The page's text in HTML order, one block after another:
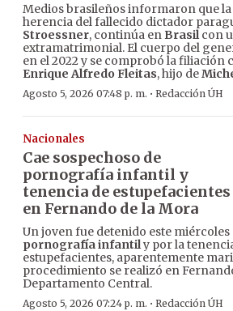
Medios brasileños informaron que
herencia del fallecido dictador
Stroessner, continúa en Brasilcon
extramatrimonial. El cuerpo del
en el 2022 y se comprobó la filiación
Enrique Alfredo Fleitas, hijo de
Agosto 5, 2026 07:48 p. m. · Redacción ÚH
Nacionales
Cae sospechoso de
pornografía infantil y
tenencia de estupefacientes
en Fernando de la Mora
Un joven fue detenido este
pornografía infantily por la
estupefacientes, aparentemente
procedimiento se realizó en
Departamento Central.
Agosto 5, 2026 07:24 p. m. · Redacción ÚH